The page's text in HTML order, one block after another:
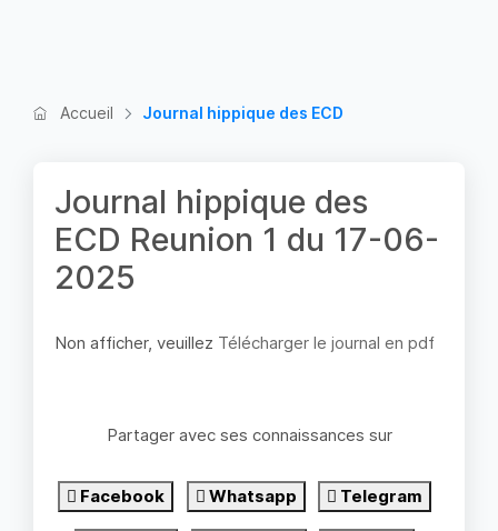
Accueil Journal hippique des ECD
Journal hippique des
ECD Reunion 1 du 17-06-
2025
Non afficher, veuillez Télécharger le journal en pdf
Partager avec ses connaissances sur
Facebook Whatsapp Telegram